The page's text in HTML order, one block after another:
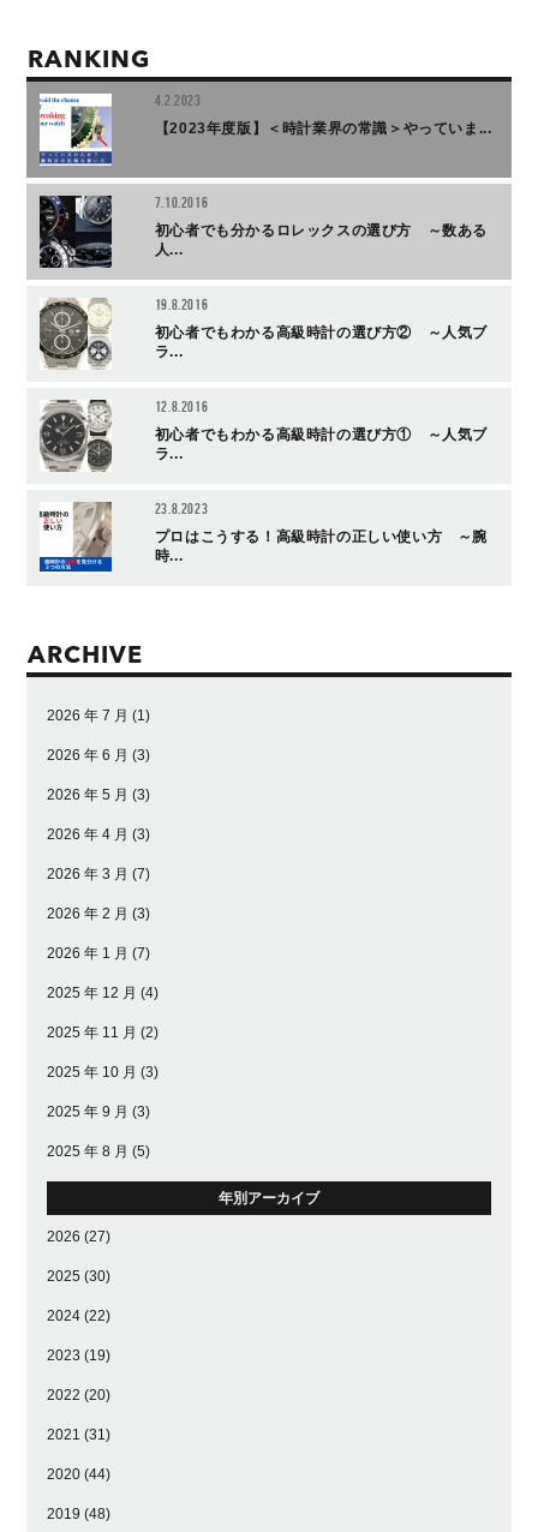
RANKING
4.2.2023
【2023年度版】＜時計業界の常識＞やっていま...
7.10.2016
初心者でも分かるロレックスの選び方 ～数ある
人...
19.8.2016
初心者でもわかる高級時計の選び方② ～人気ブ
ラ...
12.8.2016
初心者でもわかる高級時計の選び方① ～人気ブ
ラ...
23.8.2023
プロはこうする！高級時計の正しい使い方 ～腕
時...
ARCHIVE
2026 年 7 月 (1)
2026 年 6 月 (3)
2026 年 5 月 (3)
2026 年 4 月 (3)
2026 年 3 月 (7)
2026 年 2 月 (3)
2026 年 1 月 (7)
2025 年 12 月 (4)
2025 年 11 月 (2)
2025 年 10 月 (3)
2025 年 9 月 (3)
2025 年 8 月 (5)
年別アーカイブ
2026 (27)
2025 (30)
2024 (22)
2023 (19)
2022 (20)
2021 (31)
2020 (44)
2019 (48)